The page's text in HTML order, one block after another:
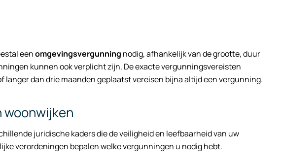
eenomgevingsvergunning nodig, afhankelijk van de grootte, duur
kunnen ook verplicht zijn. De exacte vergunningsvereisten
dan drie maanden geplaatst vereisen bijna altijd een vergunning.
woonwijken
juridische kaders die de veiligheid en leefbaarheid van uw
verordeningen bepalen welke vergunningen u nodig hebt.